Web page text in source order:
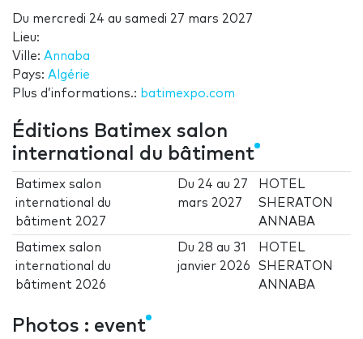
Du mercredi 24 au samedi 27 mars 2027
Lieu:
Ville: Annaba
Pays: Algérie
Plus d’informations.: batimexpo.com
Éditions Batimex salon
international du bâtiment
Batimex salon
international du
bâtiment 2027
Du 24 au 27
mars 2027
HOTEL
SHERATON
ANNABA
Batimex salon
international du
bâtiment 2026
Du 28 au 31
janvier 2026
HOTEL
SHERATON
ANNABA
Photos : event